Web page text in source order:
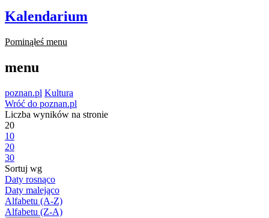
Kalendarium
Pominąłeś menu
menu
poznan.pl Kultura
Wróć do poznan.pl
Liczba wyników na stronie
20
10
20
30
Sortuj wg
Daty rosnąco
Daty malejąco
Alfabetu (A-Z)
Alfabetu (Z-A)